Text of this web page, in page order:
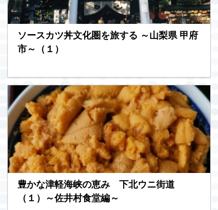
ソースカツ丼文化圏を旅する ～山梨県 甲府
市～（１）
豊かな津軽海峡の恵み 下北ウニ街道
（１）～佐井村食堂編～